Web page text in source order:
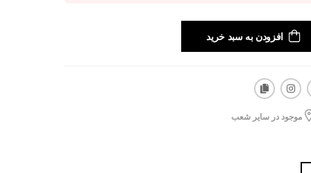
افزودن به سبد خرید
موجود در سایر شعب